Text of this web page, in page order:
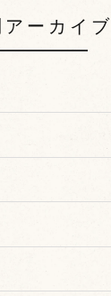
アーカイブ